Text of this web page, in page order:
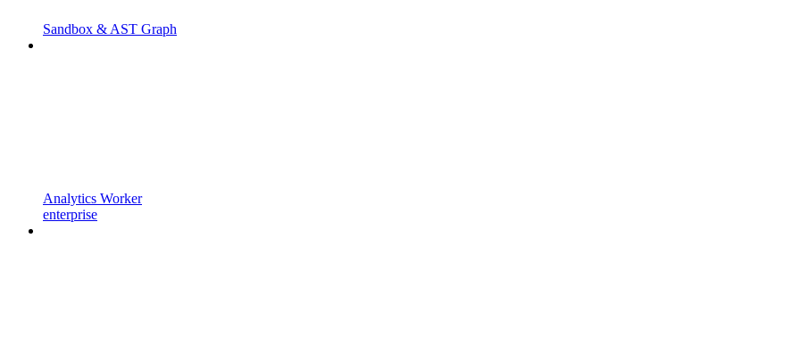
Sandbox & AST Graph
Analytics Worker
enterprise